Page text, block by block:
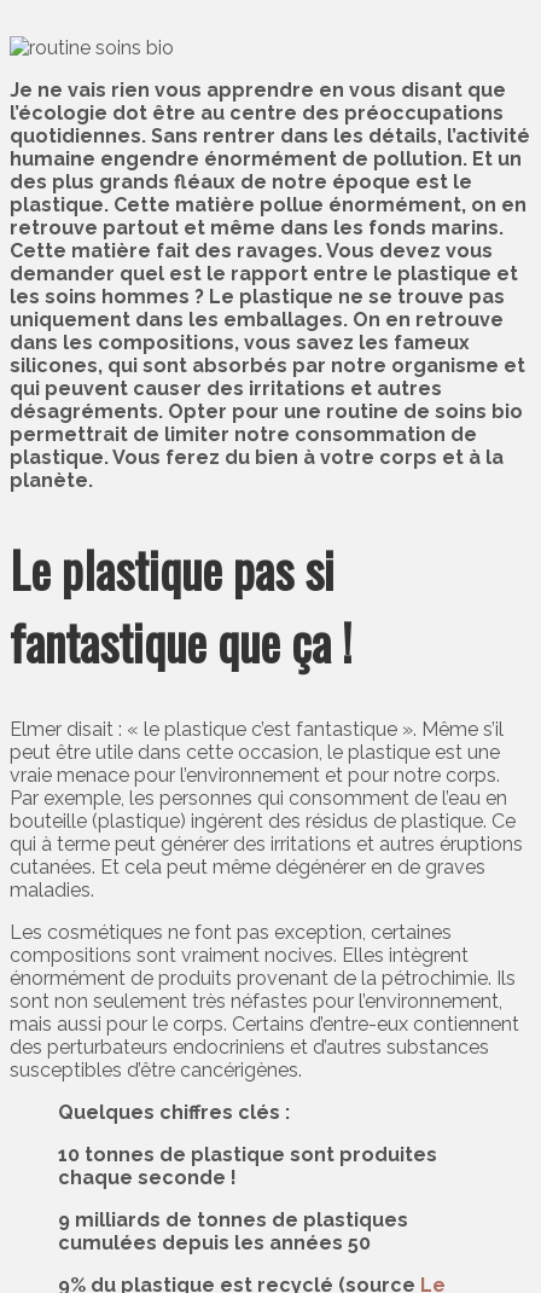
Je ne vais rien vous apprendre en vous disant que
l’écologie dot être au centre des préoccupations
quotidiennes. Sans rentrer dans les détails, l’activité
humaine engendre énormément de pollution. Et un
des plus grands fléaux de notre époque est le
plastique. Cette matière pollue énormément, on en
retrouve partout et même dans les fonds marins.
Cette matière fait des ravages. Vous devez vous
demander quel est le rapport entre le plastique et
les soins hommes ? Le plastique ne se trouve pas
uniquement dans les emballages. On en retrouve
dans les compositions, vous savez les fameux
silicones, qui sont absorbés par notre organisme et
qui peuvent causer des irritations et autres
désagréments. Opter pour une routine de soins bio
permettrait de limiter notre consommation de
plastique. Vous ferez du bien à votre corps et à la
planète.
Le plastique pas si
fantastique que ça !
Elmer disait : « le plastique c’est fantastique ». Même s’il
peut être utile dans cette occasion, le plastique est une
vraie menace pour l’environnement et pour notre corps.
Par exemple, les personnes qui consomment de l’eau en
bouteille (plastique) ingèrent des résidus de plastique. Ce
qui à terme peut générer des irritations et autres éruptions
cutanées. Et cela peut même dégénérer en de graves
maladies.
Les cosmétiques ne font pas exception, certaines
compositions sont vraiment nocives. Elles intègrent
énormément de produits provenant de la pétrochimie. Ils
sont non seulement très néfastes pour l’environnement,
mais aussi pour le corps. Certains d’entre-eux contiennent
des perturbateurs endocriniens et d’autres substances
susceptibles d’être cancérigènes.
Quelques chiffres clés :
10 tonnes de plastique sont produites
chaque seconde !
9 milliards de tonnes de plastiques
cumulées depuis les années 50
9% du plastique est recyclé (source Le